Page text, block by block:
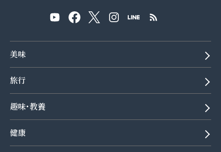
美味
旅行
趣味･教養
健康